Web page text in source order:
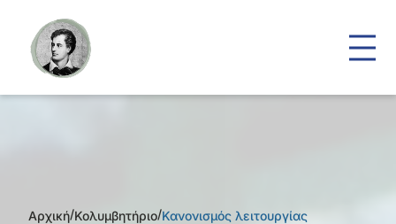
Αρχική/Κολυμβητήριο/Κανονισμός λειτουργίας